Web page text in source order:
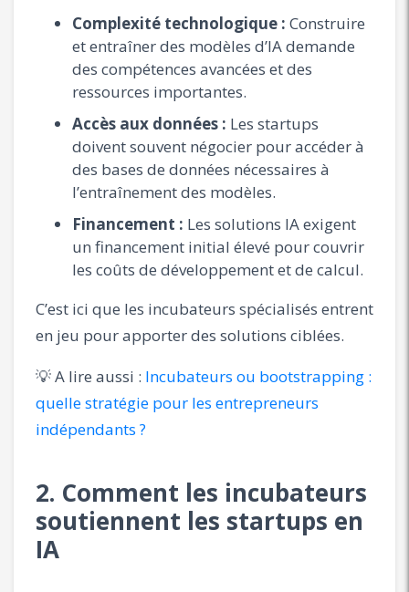
Complexité technologique : Construire
et entraîner des modèles d’IA demande
des compétences avancées et des
ressources importantes.
Accès aux données : Les startups
doivent souvent négocier pour accéder à
des bases de données nécessaires à
l’entraînement des modèles.
Financement : Les solutions IA exigent
un financement initial élevé pour couvrir
les coûts de développement et de calcul.
C’est ici que les incubateurs spécialisés entrent
en jeu pour apporter des solutions ciblées.
💡 A lire aussi : Incubateurs ou bootstrapping :
quelle stratégie pour les entrepreneurs
indépendants ?
2. Comment les incubateurs
soutiennent les startups en
IA